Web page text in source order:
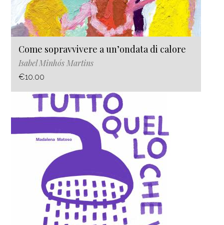
Come sopravvivere a un’ondata di calore
Isabel Minhós Martins
€10.00